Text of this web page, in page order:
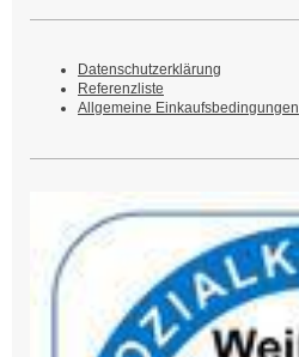
Datenschutzerklärung
Referenzliste
Allgemeine Einkaufsbedingungen